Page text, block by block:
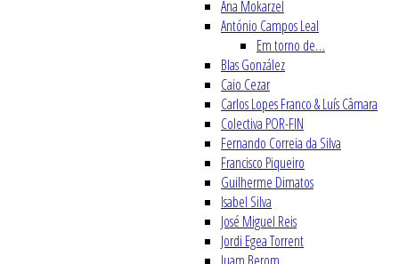
Ana Mokarzel
António Campos Leal
Em torno de…
Blas González
Caio Cezar
Carlos Lopes Franco & Luís Câmara
Colectiva POR-FIN
Fernando Correia da Silva
Francisco Piqueiro
Guilherme Dimatos
Isabel Silva
José Miguel Reis
Jordi Egea Torrent